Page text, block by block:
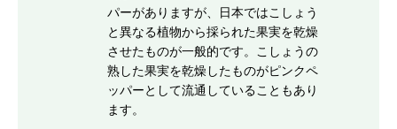
パーがありますが、日本ではこしょう
と異なる植物から採られた果実を乾燥
させたものが一般的です。こしょうの
熟した果実を乾燥したものがピンクペ
ッパーとして流通していることもあり
ます。